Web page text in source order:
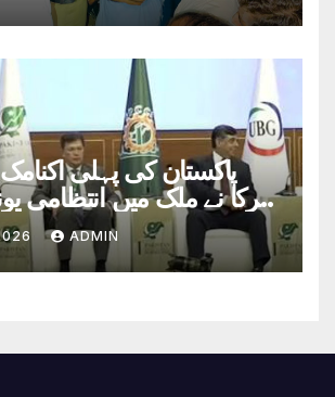
پاکستان کی پہلی
شرکا نے ملک میں انتظامی
بنیادی مسائل کا حل
ADMIN